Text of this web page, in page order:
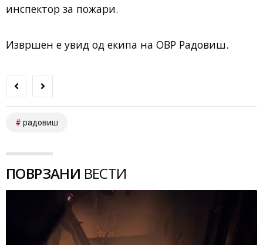
инспектор за пожари.
Извршен е увид од екипа на ОВР Радовиш.
радовиш
ПОВРЗАНИ ВЕСТИ